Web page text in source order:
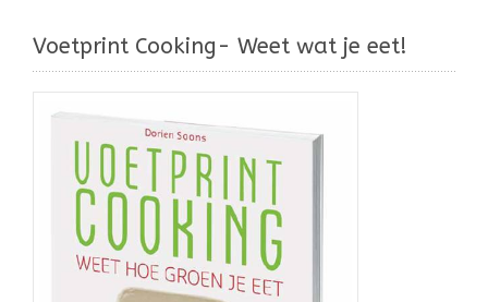
Voetprint Cooking- Weet wat je eet!